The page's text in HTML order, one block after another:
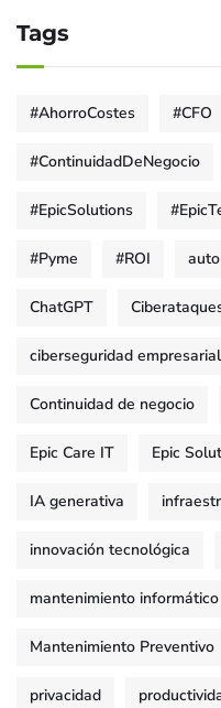
Tags
#AhorroCostes #CFO
#ContinuidadDeNegocio
#EpicSolutions
#Pyme #ROI
ChatGPT
ciberseguridad empresarial
Continuidad de negocio
Epic Care IT Epic
IA generativa
innovación tecnológica
mantenimiento informático
Mantenimiento Preventivo
privacidad